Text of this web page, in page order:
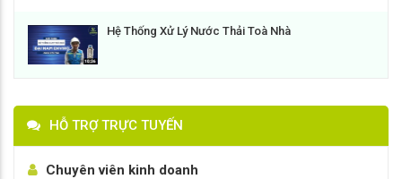
Hệ Thống Xử Lý Nước Thải Toà Nhà
HỖ TRỢ TRỰC TUYẾN
Chuyên viên kinh doanh